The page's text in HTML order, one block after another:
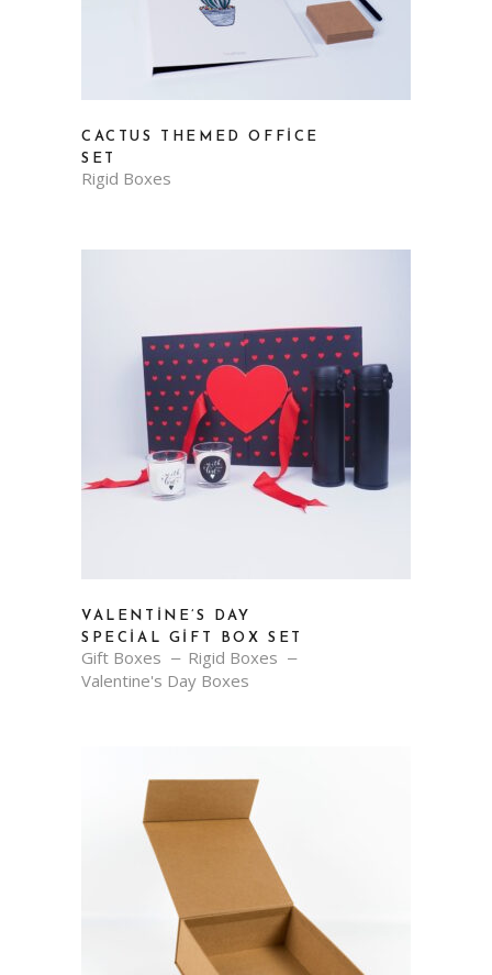
CACTUS THEMED OFFICE
SET
Rigid Boxes
VALENTINE’S DAY
SPECIAL GIFT BOX SET
Gift Boxes
Rigid Boxes
Valentine's Day Boxes